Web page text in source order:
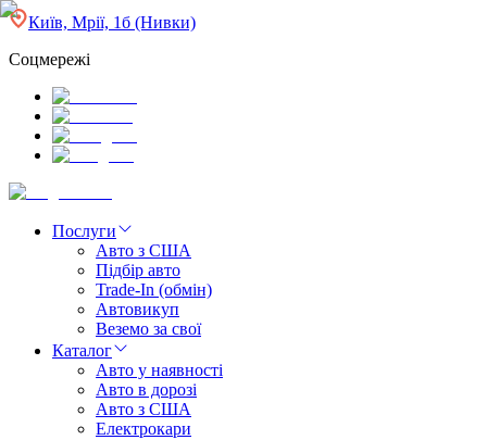
Київ, Мрії, 1б (Нивки)
Соцмережі
Послуги
Авто з США
Підбір авто
Trade-In (обмін)
Автовикуп
Веземо за свої
Каталог
Авто у наявності
Авто в дорозі
Авто з США
Електрокари